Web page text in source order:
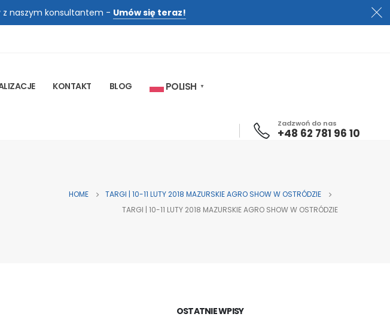
z naszym konsultantem - Umów się teraz!
KONTAKT BLOG POLISH ▼
Zadzwoń do nas
+48 62 781 96 10
HOME
TARGI | 10-11 LUTY 2018 MAZURSKIE AGRO SHOW W OSTRÓDZIE
TARGI | 10-11 LUTY 2018 MAZURSKIE AGRO SHOW W OSTRÓDZIE
OSTATNIE WPISY